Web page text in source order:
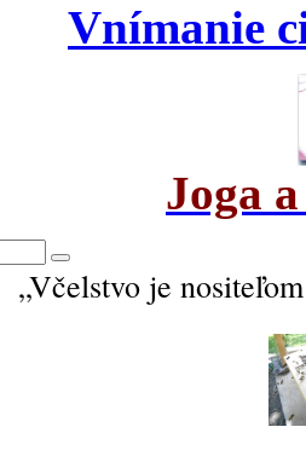
Vnímanie
Joga
„Včelstvo je